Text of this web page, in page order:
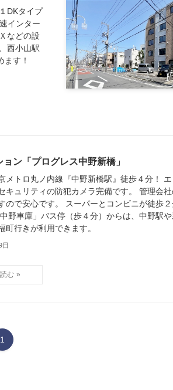
DKタイプ
インター
などの設
西小山駅
す！
ン「プログレス中野新橋」
メトロ丸ノ内線『中野新橋駅』徒歩４分！
キュリティの防犯カメラ完備です。 管理会
ので安心です。 スーパーとコンビニが徒歩
野車庫」バス停（歩４分）からは、中野駅や
町行きが利用できます。
日
1